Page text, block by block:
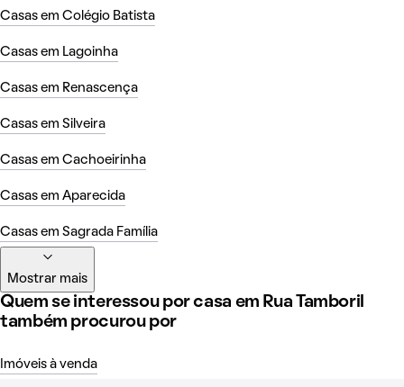
Casas em Colégio Batista
Casas em Lagoinha
Casas em Renascença
Casas em Silveira
Casas em Cachoeirinha
Casas em Aparecida
Casas em Sagrada Família
Mostrar mais
Quem se interessou por casa em Rua Tamboril
também procurou por
Imóveis à venda